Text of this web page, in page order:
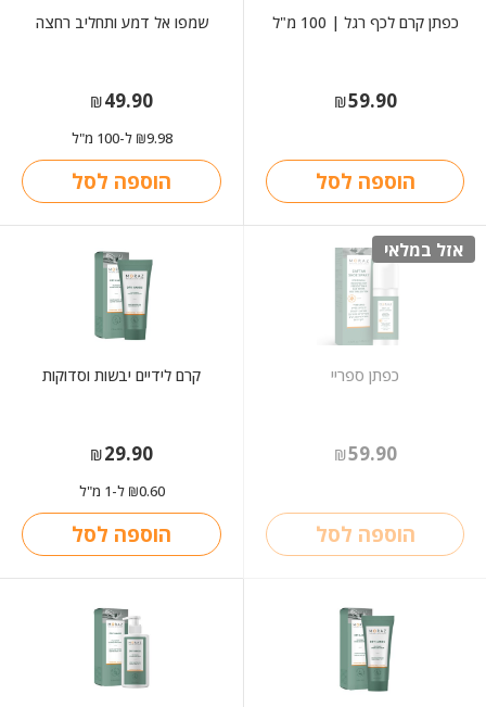
כפתן קרם לכף רגל | 100 מ"ל
₪59.90
הוספה לסל
שמפו אל דמע ותחליב רחצה
₪49.90
₪9.98 ל-100 מ"ל
הוספה לסל
אזל במלאי
כפתן ספריי
₪59.90
הוספה לסל
קרם לידיים יבשות וסדוקות
₪29.90
₪0.60 ל-1 מ"ל
הוספה לסל